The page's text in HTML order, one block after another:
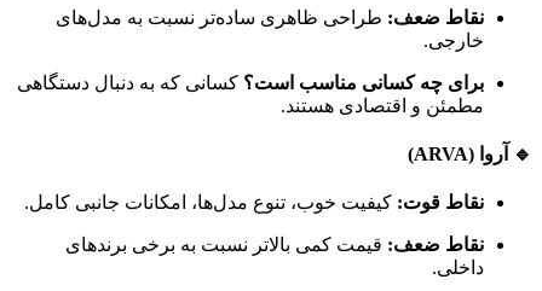
نقاط ضعف: طراحی ظاهری ساده‌تر نسبت به مدل‌های
خارجی.
برای چه کسانی مناسب است؟ کسانی که به دنبال دستگاهی
مطمئن و اقتصادی هستند.
🔹 آروا (ARVA)
نقاط قوت: کیفیت خوب، تنوع مدل‌ها، امکانات جانبی کامل.
نقاط ضعف: قیمت کمی بالاتر نسبت به برخی برندهای
داخلی.